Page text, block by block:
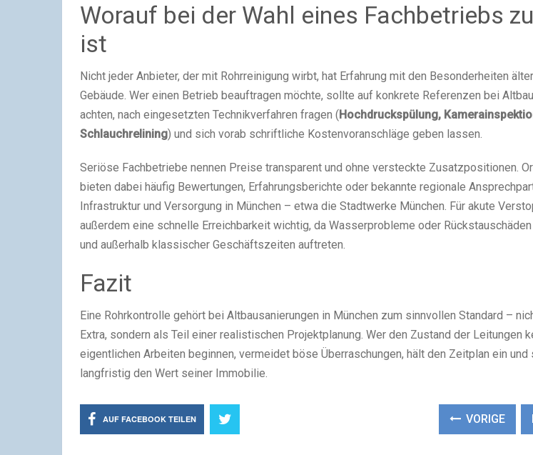
Worauf bei der Wahl eines Fachbetriebs
ist
Nicht jeder Anbieter, der mit Rohrreinigung wirbt, hat Erfahrung mit den Besonderheiten
Gebäude. Wer einen Betrieb beauftragen möchte, sollte auf konkrete Referenzen bei
achten, nach eingesetzten Technikverfahren fragen ( Hochdruckspülung,
Schlauchrelining) und sich vorab schriftliche Kostenvoranschläge geben lassen.
Seriöse Fachbetriebe nennen Preise transparent und ohne versteckte Zusatzpositionen.
bieten dabei häufig Bewertungen, Erfahrungsberichte oder bekannte regionale
Infrastruktur und Versorgung in München – etwa die Stadtwerke München. Für akute
außerdem eine schnelle Erreichbarkeit wichtig, da Wasserprobleme oder
und außerhalb klassischer Geschäftszeiten auftreten.
Fazit
Eine Rohrkontrolle gehört bei Altbausanierungen in München zum sinnvollen Standard –
Extra, sondern als Teil einer realistischen Projektplanung. Wer den Zustand der Leitungen
eigentlichen Arbeiten beginnen, vermeidet böse Überraschungen, hält den Zeitplan ein und
langfristig den Wert seiner Immobilie.
AUF FACEBOOK TEILEN VORIGE